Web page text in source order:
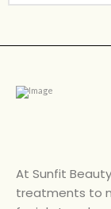
At Sunfit
treatments to